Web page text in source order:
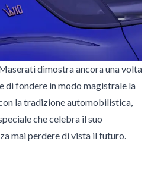
dimostra ancora una volta
di fondere in modo magistrale la
la tradizione automobilistica,
che celebra il suo
mai perdere di vista il futuro.